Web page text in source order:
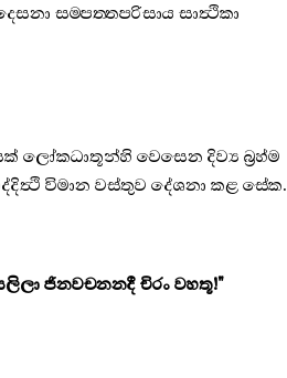
සම‍්පත‍්තපරිසාය සාත්‍ථිකා
ලෝකධාතූන්හි වෙසෙන දිව්‍ය බ්‍රහ්ම
විමාන වස්තුව දේශනා කළ සේක.
ජිනවචනනදී චිරං වහතූ!"